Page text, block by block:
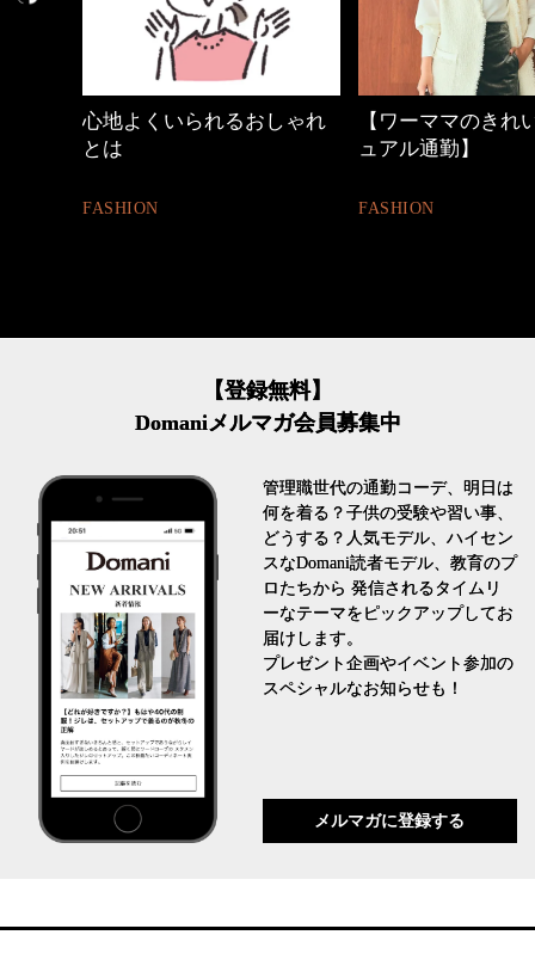
心地よくいられるおしゃれ
とは
FASHION
【ワーママのきれ
ュアル通勤】
FASHION
【登録無料】
Domaniメルマガ会員募集中
管理職世代の通勤コーデ、明日は
何を着る？子供の受験や習い事、
どうする？人気モデル、ハイセン
スなDomani読者モデル、教育のプ
ロたちから 発信されるタイムリ
ーなテーマをピックアップしてお
届けします。
プレゼント企画やイベント参加の
スペシャルなお知らせも！
メルマガに登録する